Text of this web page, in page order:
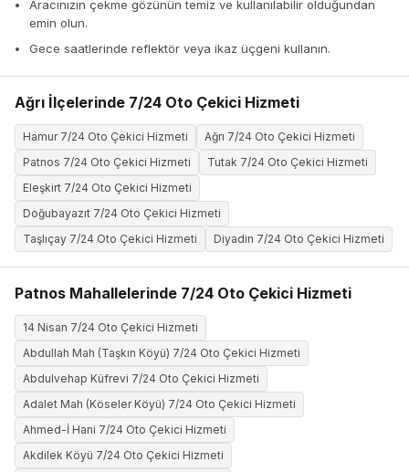
Aracınızın çekme gözünün temiz ve kullanılabilir olduğundan
emin olun.
Gece saatlerinde reflektör veya ikaz üçgeni kullanın.
Ağrı İlçelerinde 7/24 Oto Çekici Hizmeti
Hamur 7/24 Oto Çekici Hizmeti
Ağrı 7/24 Oto Çekici Hizmeti
Patnos 7/24 Oto Çekici Hizmeti
Tutak 7/24 Oto Çekici Hizmeti
Eleşkirt 7/24 Oto Çekici Hizmeti
Doğubayazıt 7/24 Oto Çekici Hizmeti
Taşlıçay 7/24 Oto Çekici Hizmeti
Diyadin 7/24 Oto Çekici Hizmeti
Patnos Mahallelerinde 7/24 Oto Çekici Hizmeti
14 Nisan 7/24 Oto Çekici Hizmeti
Abdullah Mah (Taşkın Köyü) 7/24 Oto Çekici Hizmeti
Abdulvehap Küfrevi 7/24 Oto Çekici Hizmeti
Adalet Mah (Köseler Köyü) 7/24 Oto Çekici Hizmeti
Ahmed-İ Hani 7/24 Oto Çekici Hizmeti
Akdilek Köyü 7/24 Oto Çekici Hizmeti